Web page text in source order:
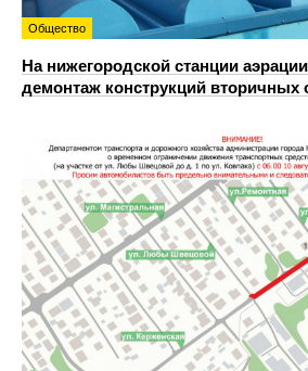
Общество
На нижегородской станции
демонтаж конструкций вторичных